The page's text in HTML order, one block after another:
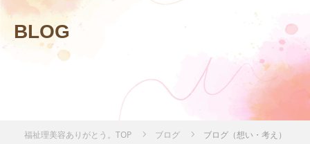
BLOG
福祉理美容ありがとう。TOP ブログ ブログ（想い・考え）